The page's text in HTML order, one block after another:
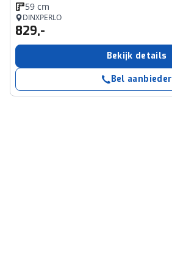
59 cm
DINXPERLO
829,-
Bekijk details
Bel aanbieder